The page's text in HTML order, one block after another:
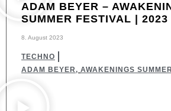
ADAM BEYER –
SUMMER FESTIVAL | 2023
8. August 2023
TECHNO
ADAM BEYER, AWAKENINGS